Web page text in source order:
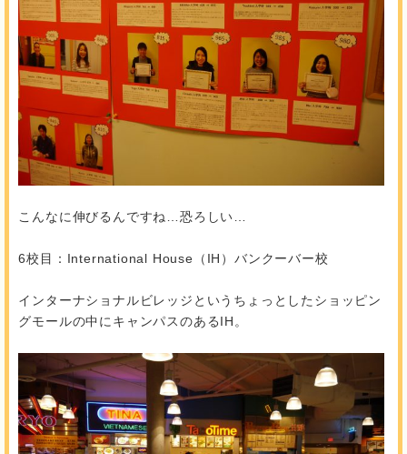
こんなに伸びるんですね…恐ろしい…
6校目：International House（IH）バンクーバー校
インターナショナルビレッジというちょっとしたショッピン
グモールの中にキャンパスのあるIH。